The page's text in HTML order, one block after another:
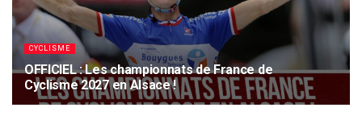
CYCLISME
OFFICIEL : Les championnats de France de
Cyclisme 2027 en Alsace !